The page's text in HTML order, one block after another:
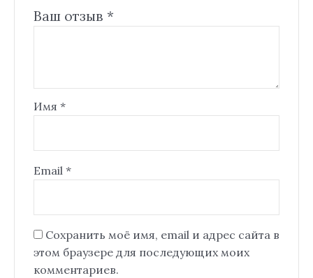
Ваш отзыв *
Имя *
Email *
Сохранить моё имя, email и адрес сайта в
этом браузере для последующих моих
комментариев.